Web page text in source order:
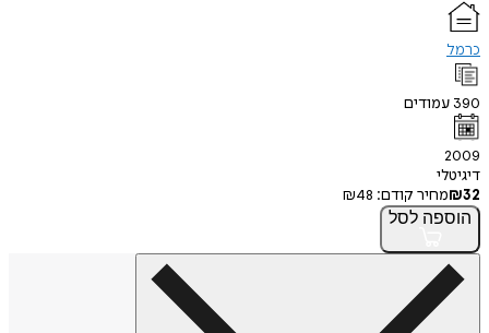
כרמל
390 עמודים
2009
דיגיטלי
₪32 מחיר קודם: ₪48
הוספה לסל